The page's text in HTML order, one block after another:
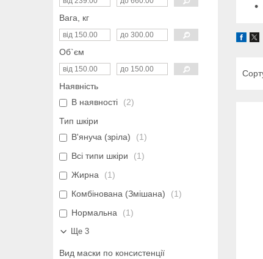
Вага, кг
Об`єм
Наявність
В наявності
2
Тип шкіри
В'януча (зріла)
1
Всі типи шкіри
1
Жирна
1
Комбінована (Змішана)
1
Нормальна
1
Ще 3
Вид маски по консистенції